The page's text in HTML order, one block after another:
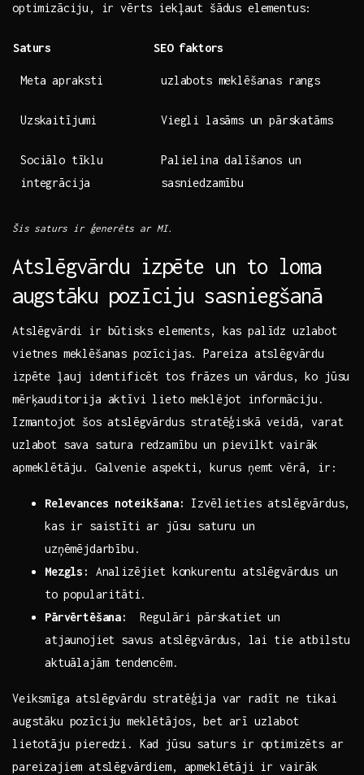
optimizāciju, ⁤ir vērts iekļaut šādus elementus:
Saturs SEO faktors
Meta apraksti uzlabots meklēšanas rangs
Uzskaitījumi Viegli lasāms ⁢un pārskatāms
Sociālo tīklu
integrācija
Palielina‌ dalīšanos un
sasniedzamību
Šis ⁤saturs ir ģenerēts ar MI.
Atslēgvārdu izpēte ⁢un‌ to loma
‌augstāku pozīciju sasniegšanā
Atslēgvārdi ir būtisks elements, kas palīdz uzlabot
vietnes meklēšanas⁤ pozīcijas. Pareiza ​atslēgvārdu
‌izpēte ļauj⁣ identificēt tos frāzes ‌un ⁢vārdus, ko jūsu
mērķauditorija‌ aktīvi lieto ⁢meklējot informāciju.
⁤Izmantojot šos atslēgvārdus stratēģiskā ⁣veidā, varat
uzlabot sava satura redzamību un pievilkt vairāk
apmeklētāju. Galvenie aspekti, kurus⁣ ņemt vērā, ir:
Relevances noteikšana:
Izvēlieties atslēgvārdus,
kas ir saistīti ‌ar jūsu saturu un
‌uzņēmējdarbību.
Mezgls:
Analizējiet‌ konkurentu atslēgvārdus un
to ⁤popularitāti.
Pārvērtēšana:
⁣ Regulāri pārskatiet un⁤
atjaunojiet⁢ savus​ atslēgvārdus,⁣ lai‌ tie atbilstu
aktuālajām tendencēm.
Veiksmīga atslēgvārdu stratēģija ‌var radīt ne tikai
augstāku pozīciju meklētājos, bet arī​ uzlabot
lietotāju pieredzi. Kad jūsu saturs ir⁤ optimizēts ⁢ar
pareizajiem⁤ atslēgvārdiem, apmeklētāji⁢ ir vairāk